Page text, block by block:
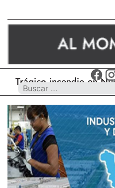
incendio en Nuevo